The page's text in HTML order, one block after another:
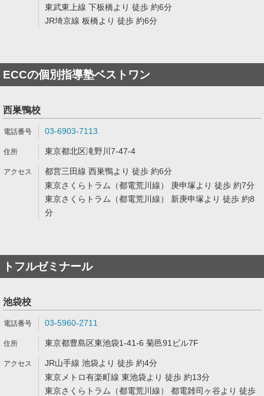
東武東上線 下板橋より 徒歩 約6分
JR埼京線 板橋より 徒歩 約6分
ECCの個別指導塾ベストワン
西巣鴨校
03-6903-7113
東京都北区滝野川7-47-4
都営三田線 西巣鴨より 徒歩 約6分
東京さくらトラム（都電荒川線） 庚申塚より 徒歩 約7分
東京さくらトラム（都電荒川線） 新庚申塚より 徒歩 約8
分
トフルゼミナール
池袋校
03-5960-2711
東京都豊島区東池袋1-41-6 菊邑91ビル7F
JR山手線 池袋より 徒歩 約4分
東京メトロ有楽町線 東池袋より 徒歩 約13分
東京さくらトラム（都電荒川線） 都電雑司ヶ谷より 徒歩